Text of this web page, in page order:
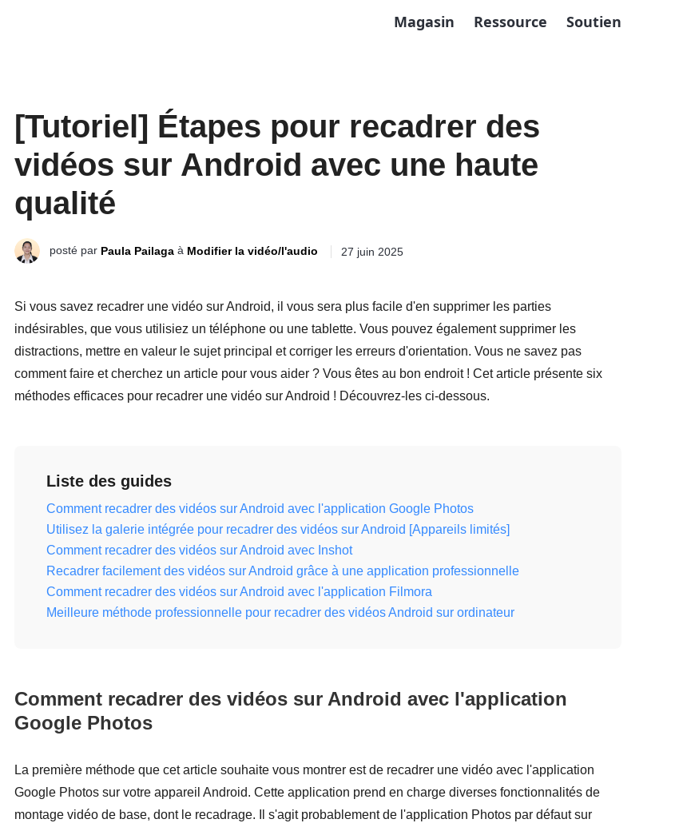
Magasin Ressource Soutien
[Tutoriel] Étapes pour recadrer des
vidéos sur Android avec une haute
qualité
posté par Paula Pailaga à Modifier la vidéo/l'audio 27 juin 2025
Si vous savez recadrer une vidéo sur Android, il vous sera plus facile d'en supprimer les parties
indésirables, que vous utilisiez un téléphone ou une tablette. Vous pouvez également supprimer les
distractions, mettre en valeur le sujet principal et corriger les erreurs d'orientation. Vous ne savez pas
comment faire et cherchez un article pour vous aider ? Vous êtes au bon endroit ! Cet article présente six
méthodes efficaces pour recadrer une vidéo sur Android ! Découvrez-les ci-dessous.
Liste des guides
Comment recadrer des vidéos sur Android avec l'application Google Photos
Utilisez la galerie intégrée pour recadrer des vidéos sur Android [Appareils limités]
Comment recadrer des vidéos sur Android avec Inshot
Recadrer facilement des vidéos sur Android grâce à une application professionnelle
Comment recadrer des vidéos sur Android avec l'application Filmora
Meilleure méthode professionnelle pour recadrer des vidéos Android sur ordinateur
Comment recadrer des vidéos sur Android avec l'application
Google Photos
La première méthode que cet article souhaite vous montrer est de recadrer une vidéo avec l'application
Google Photos sur votre appareil Android. Cette application prend en charge diverses fonctionnalités de
montage vidéo de base, dont le recadrage. Il s'agit probablement de l'application Photos par défaut sur